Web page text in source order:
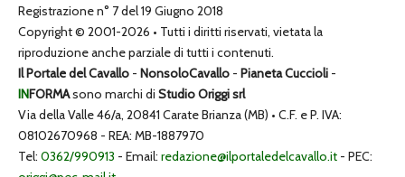
Registrazione n° 7 del 19 Giugno 2018
Copyright © 2001-2026 • Tutti i diritti riservati, vietata la
riproduzione anche parziale di tutti i contenuti.
Il Portale del Cavallo - NonsoloCavallo - Pianeta Cuccioli -
INFORMAsono marchi di Studio Origgi srl
Via della Valle 46/a, 20841 Carate Brianza (MB) • C.F. e P. IVA:
08102670968 - REA: MB-1887970
Tel: 0362/990913 - Email: redazione@ilportaledelcavallo.it - PEC: